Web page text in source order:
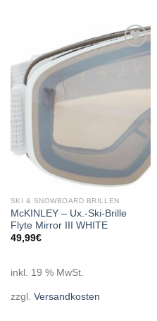
Add to
SKI & SNOWBOARD BRILLEN
McKINLEY – Ux.-Ski-Brille
Flyte Mirror III WHITE
49,99€
inkl. 19 % MwSt.
zzgl. Versandkosten